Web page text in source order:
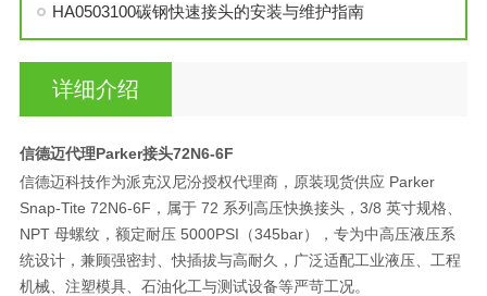
HA0503100碳钢快速接头的安装与维护指南
详细介绍
信德迈代理Parker接头72N6-6F
信德迈科技作为派克汉尼汾授权代理商， 原装现货供应 Parker
Snap‑Tite 72N6‑6F ，属于 72 系列高压快换接头，3/8 英寸规格、
NPT 母螺纹， 额定耐压 5000PSI（345bar）
，专为中高压液压系
统设计，兼顾强密封、快插拔与高耐久，广泛适配工业液压、工程
机械、注塑模具、石油化工与测试设备等严苛工况。